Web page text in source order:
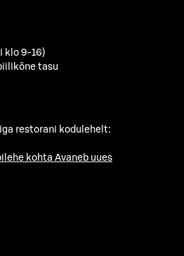
klo 9-16)
tasu
restorani kodulehelt:
kohta Avaneb uues